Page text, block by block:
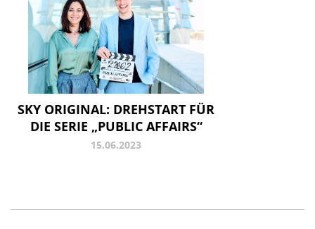
SKY ORIGINAL: DREHSTART FÜR
DIE SERIE „PUBLIC AFFAIRS“
15.06.2023